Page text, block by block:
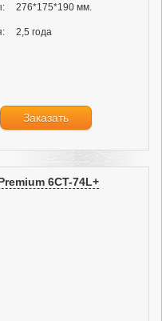
276*175*190 мм.
2,5 года
Заказать
6CT-74L+